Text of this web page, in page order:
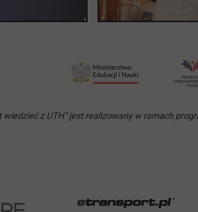
wiedzieć z UTH" jest realizowany w ramach